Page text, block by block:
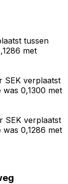
tussen
met
SEK verplaatst
was 0,1300 met
SEK verplaatst
was 0,1286 met